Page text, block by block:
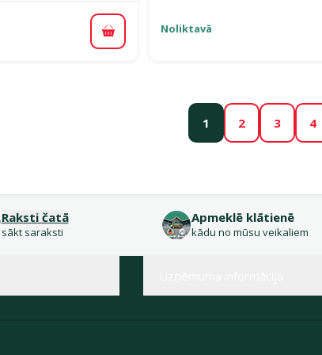
Pievienot grozam
Noliktavā
1 2 3 4
Raksti čatā
sākt saraksti
Apmeklē klātienē
kādu no mūsu veikaliem